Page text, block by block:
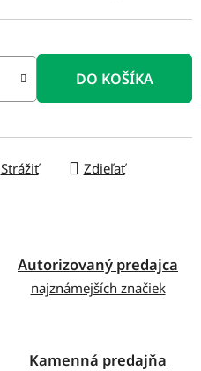
DO KOŠÍKA
Strážiť Zdieľať
Autorizovaný predajca
najznámejších značiek
Kamenná predajňa